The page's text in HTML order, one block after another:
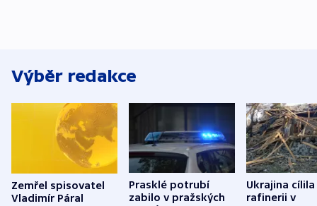
Výběr redakce
Zemřel spisovatel
Vladimír Páral
Prasklé potrubí
zabilo v pražských
Ukrajina cílila
rafinerii v